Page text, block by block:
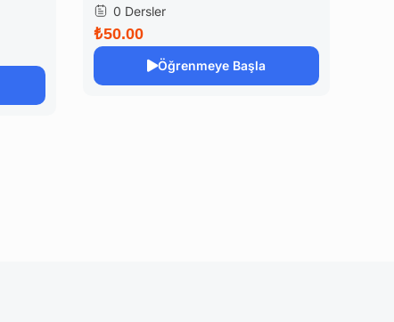
0 Dersler
₺50.00
Öğrenmeye Başla